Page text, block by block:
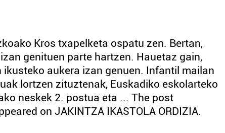
Kros txapelketa ospatu zen. Bertan,
genituen parte hartzen. Hauetaz gain,
aukera izan genuen. Infantil mailan
lortzen zituztenak, Euskadiko eskolarteko
neskek 2. postua eta ... The post
on JAKINTZA IKASTOLA ORDIZIA.